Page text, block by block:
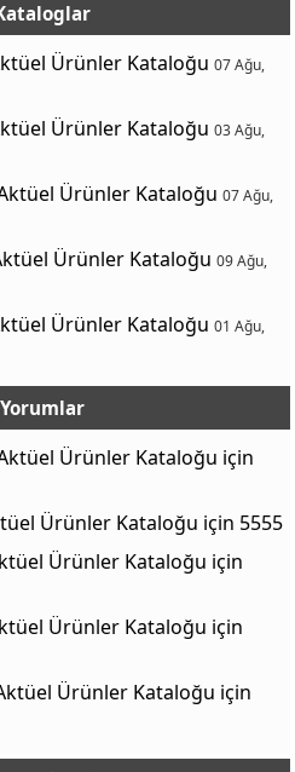
Ürünler Kataloğu 07 Ağu,
Ürünler Kataloğu 03 Ağu,
Ürünler Kataloğu 07 Ağu,
Ürünler Kataloğu 09 Ağu,
Ürünler Kataloğu 01 Ağu,
Ürünler Kataloğu için
Ürünler Kataloğu için 5555
Ürünler Kataloğu için
Ürünler Kataloğu için
Ürünler Kataloğu için